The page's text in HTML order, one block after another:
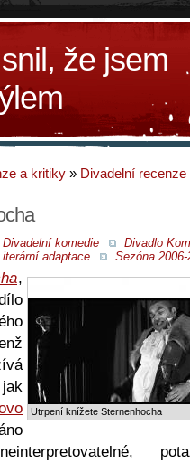
že jsem
a kritiky » Divadelní recenze
Divadelní komedie
Divadlo
adaptace
Sezóna 2006-
Utrpení knížete Sternenhocha
,